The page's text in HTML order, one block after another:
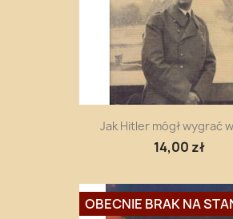
Jak Hitler mógł wygrać
14,00 zł
OBECNIE BRAK NA